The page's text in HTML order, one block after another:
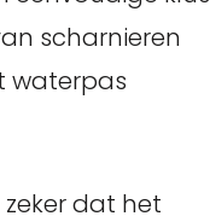
scharnieren
waterpas
dat het